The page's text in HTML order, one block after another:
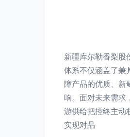
新疆库尔勒香梨股
体系不仅涵盖了兼
障产品的优质、新
响。面对未来需求
游供给把控终主动
实现对品